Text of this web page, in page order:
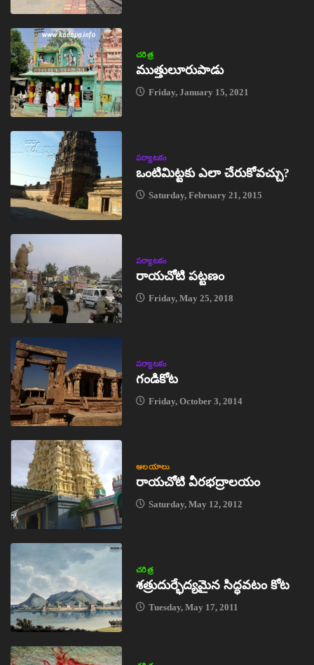
చరిత్ర
ముత్తులూరుపాడు
Friday, January 15, 2021
పర్యాటకం
ఒంటిమిట్టకు ఎలా చేరుకోవచ్చు?
Saturday, February 21, 2015
పర్యాటకం
రాయచోటి పట్టణం
Friday, May 25, 2018
పర్యాటకం
గండికోట
Friday, October 3, 2014
ఆలయాలు
రాయచోటి వీరభద్రాలయం
Saturday, May 12, 2012
చరిత్ర
శత్రుదుర్భేద్యమైన సిద్ధవటం కోట
Tuesday, May 17, 2011